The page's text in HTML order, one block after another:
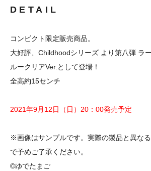
DETAIL
コンビクト限定販売商品。
大好評、Childhoodシリーズ より第八弾 ラ
ルークリアVer.として登場！
全高約15センチ
2021年9月12日（日）20：00発売予定
※画像はサンプルです。実際の製品と異な
で予めご了承ください。
©ゆでたまご